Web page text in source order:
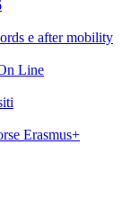
e after mobility
Line
Erasmus+